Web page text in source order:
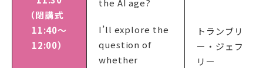
（閉講式
11:40～
12:00）
the AI age?
I’ll explore the
question of
whether
トランブリ
ー・ジェフ
リー